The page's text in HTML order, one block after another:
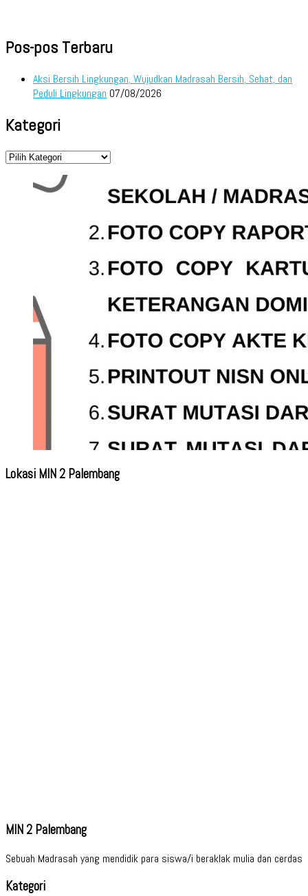
Pos-pos Terbaru
Aksi Bersih Lingkungan, Wujudkan Madrasah Bersih, Sehat, dan
Peduli Lingkungan 07/08/2026
Kategori
Kategori
Lokasi MIN 2 Palembang
MIN 2 Palembang
Sebuah Madrasah yang mendidik para siswa/i beraklak mulia dan cerdas
Kategori